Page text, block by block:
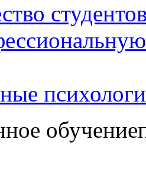
психологи
обучение